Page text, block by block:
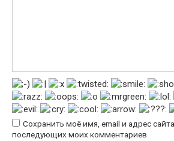
Сохранить моё имя, email и адрес
последующих моих комментариев.